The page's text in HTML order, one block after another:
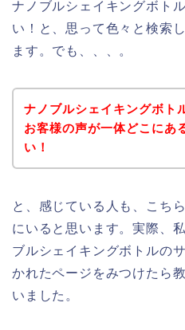
ナノブルシェイキングボト
い！と、思って色々と検索
ます。でも、、、。
ナノブルシェイキングボト
お客様の声が一体どこにあ
い！
と、感じている人も、こち
にいると思います。実際、
ブルシェイキングボトルの
かれたページをみつけたら
いました。